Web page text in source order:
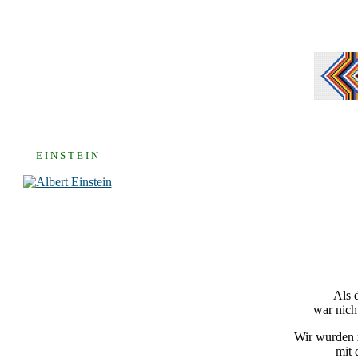
E I N S T E I N
Als
war
Wir wurden
mit